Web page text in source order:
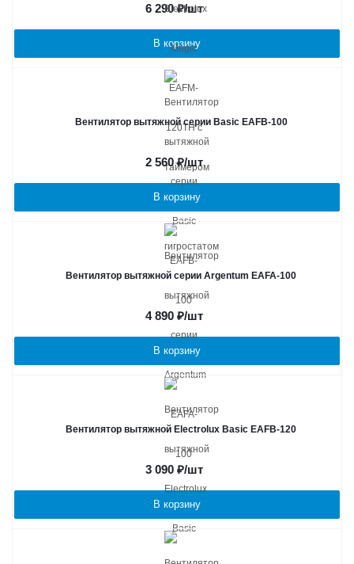
6 290₽/шт
В корзину
Вентилятор вытяжной серии Basic EAFB-100
2 560₽/шт
В корзину
Вентилятор вытяжной серии Argentum EAFA-100
4 890 ₽/шт
В корзину
Вентилятор вытяжной Electrolux Basic EAFB-120
3 090 ₽/шт
В корзину